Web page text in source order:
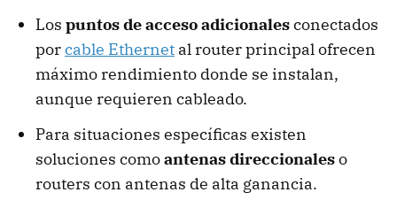
Los puntos de acceso adicionalesconectados
porcable Ethernet al router principal ofrecen
máximo rendimiento donde se instalan,
aunque requieren cableado.
Para situaciones específicas existen
soluciones comoantenas direccionaleso
routers con antenas de alta ganancia.